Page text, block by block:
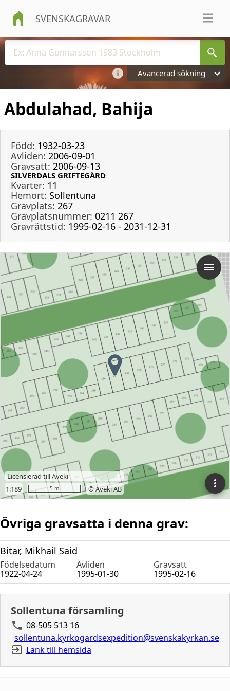
SVENSKAGRAVAR
Avancerad sökning
Abdulahad, Bahija
Född: 1932-03-23
Avliden: 2006-09-01
Gravsatt: 2006-09-13
SILVERDALS GRIFTEGÅRD
Kvarter: 11
Hemort: Sollentuna
Gravplats: 267
Gravplatsnummer: 0211 267
Gravrättstid: 1995-02-16 - 2031-12-31
Övriga gravsatta i denna grav:
Bitar, Mikhail Said
Födelsedatum Avliden
Gravsatt
1922-04-24
1995-01-30 1995-02-16
Sollentuna församling
08-505 513 16
sollentuna.kyrkogardsexpedition@svenskakyrkan.se
Länk till hemsida